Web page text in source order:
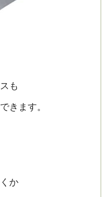
も
きます。
か